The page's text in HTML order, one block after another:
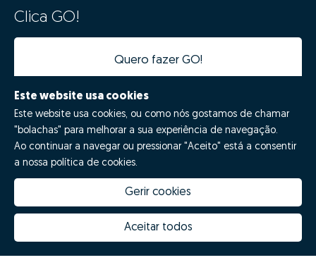
Clica GO!
Quero fazer GO!
Porquê escolher a Zome
Prémios
Inovação Zome
Hubs Zome
Contactos
Este website usa cookies
Este website usa cookies, ou como nós gostamos de chamar
"bolachas" para melhorar a sua experiência de navegação.
Ao continuar a navegar ou pressionar "Aceito" está a consentir
a nossa política de cookies.
Gerir cookies
Aceitar todos